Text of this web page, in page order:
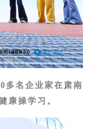
多名企业家在肃南
康操学习。